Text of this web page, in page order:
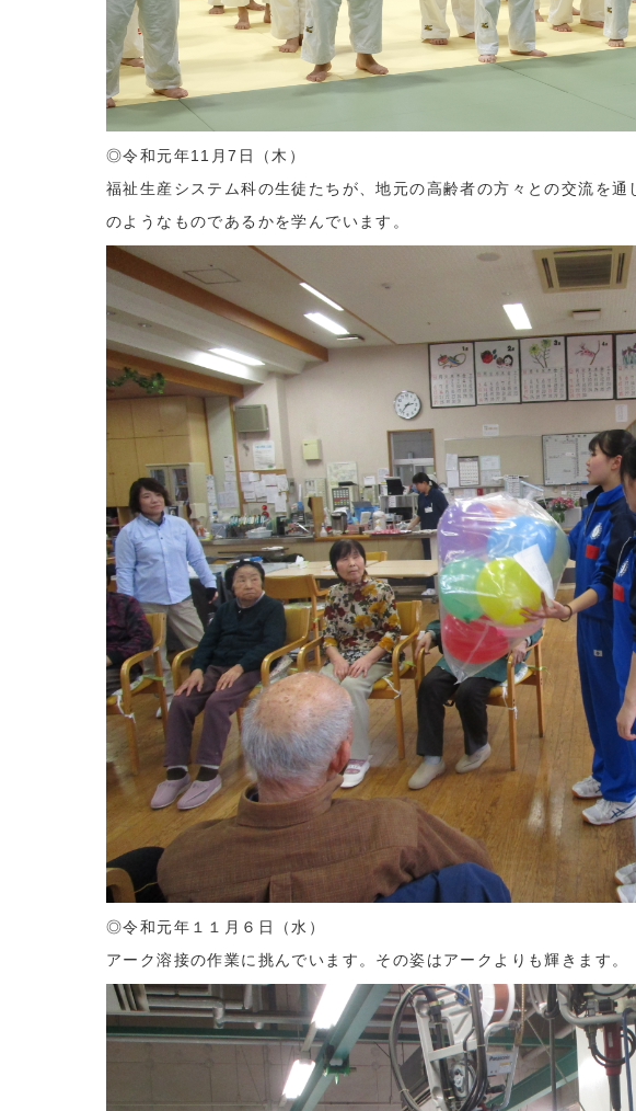
◎令和元年11月7日（木）
福祉生産システム科の生徒たちが、地元の高齢者の方々との交流を
のようなものであるかを学んでいます。
◎令和元年１１月６日（水）
アーク溶接の作業に挑んでいます。その姿はアークよりも輝きます。